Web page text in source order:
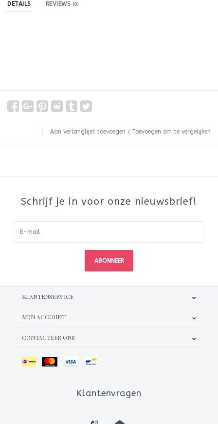
DETAILS REVIEWS (0)
Aan verlanglijst toevoegen / Toevoegen om te vergelijken
Schrijf je in voor onze nieuwsbrief!
ABONNEER
KLANTENSERVICE
MIJN ACCOUNT
CONTACTEER ONS
Klantenvragen